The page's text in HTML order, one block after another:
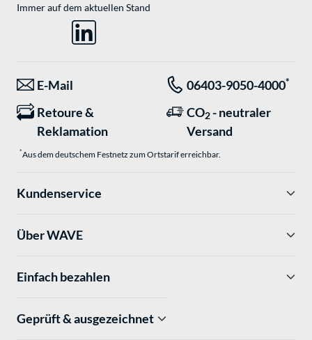
Immer auf dem aktuellen Stand
E-Mail 06403-9050-4000*
Retoure &
Reklamation
CO2 - neutraler
Versand
*Aus dem deutschem Festnetz zum Ortstarif erreichbar.
Kundenservice
Über WAVE
Einfach bezahlen
Geprüft & ausgezeichnet